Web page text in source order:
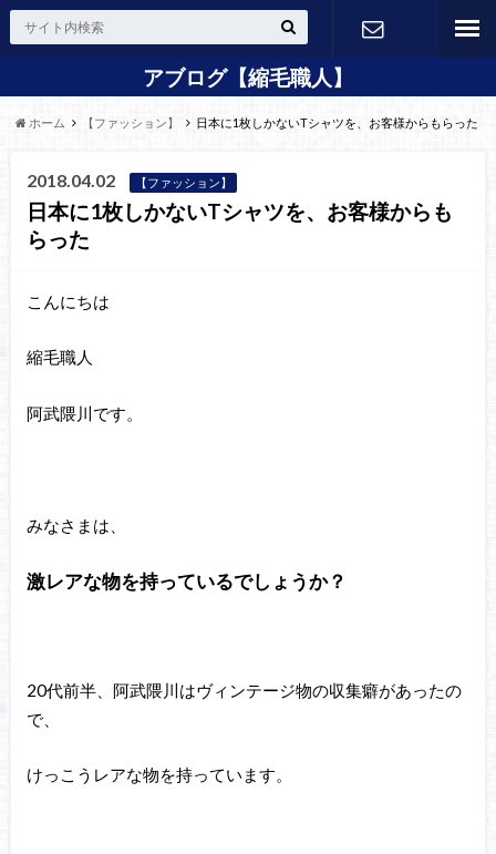
アブログ【縮毛職人】24H Web
ホーム 【ファッション】 日本に1枚しかないTシャツを、お客様からもらった
2018.04.02 【ファッション】
日本に1枚しかないTシャツを、お客様からも
らった
こんにちは
縮毛職人
阿武隈川です。
みなさまは、
激レアな物を持っているでしょうか？
20代前半、阿武隈川はヴィンテージ物の収集癖があったの
で、
けっこうレアな物を持っています。